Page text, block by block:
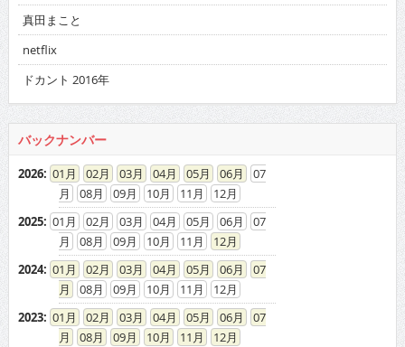
真田まこと
netflix
ドカント 2016年
バックナンバー
2026: 01 02 03 04 05 06
07
08
09 10 11
12
2025: 01 02 03 04 05 06
07
08
09 10 11
12
2024: 01 02 03 04 05 06
07
08
09 10 11
12
2023: 01 02 03 04 05 06
07
08
09 10 11
12